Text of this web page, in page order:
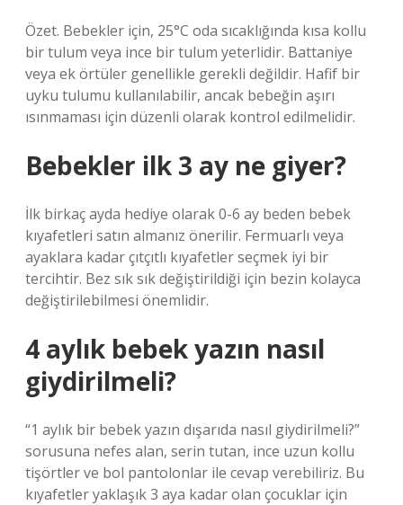
Özet. Bebekler için, 25°C oda sıcaklığında kısa kollu
bir tulum veya ince bir tulum yeterlidir. Battaniye
veya ek örtüler genellikle gerekli değildir. Hafif bir
uyku tulumu kullanılabilir, ancak bebeğin aşırı
ısınmaması için düzenli olarak kontrol edilmelidir.
Bebekler ilk 3 ay ne giyer?
İlk birkaç ayda hediye olarak 0-6 ay beden bebek
kıyafetleri satın almanız önerilir. Fermuarlı veya
ayaklara kadar çıtçıtlı kıyafetler seçmek iyi bir
tercihtir. Bez sık sık değiştirildiği için bezin kolayca
değiştirilebilmesi önemlidir.
4 aylık bebek yazın nasıl
giydirilmeli?
“1 aylık bir bebek yazın dışarıda nasıl giydirilmeli?”
sorusuna nefes alan, serin tutan, ince uzun kollu
tişörtler ve bol pantolonlar ile cevap verebiliriz. Bu
kıyafetler yaklaşık 3 aya kadar olan çocuklar için